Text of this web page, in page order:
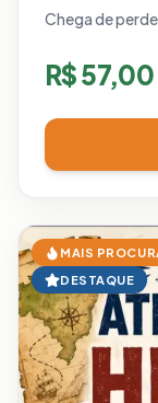
Chega de
R$57,00
MAIS
DESTAQUE